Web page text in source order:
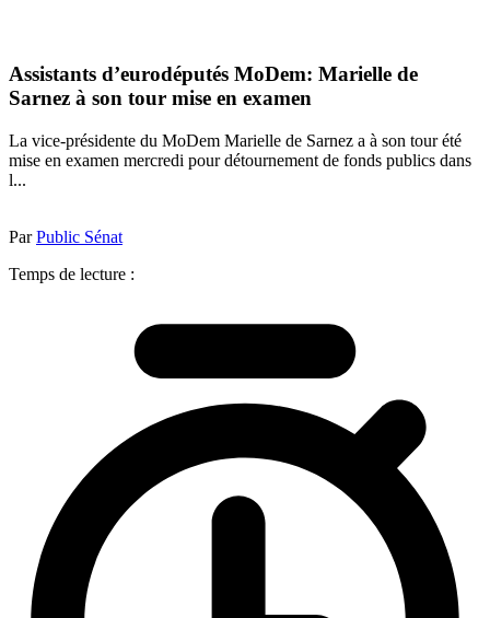
Assistants d’eurodéputés MoDem: Marielle de
Sarnez à son tour mise en examen
La vice-présidente du MoDem Marielle de Sarnez a à son tour été
mise en examen mercredi pour détournement de fonds publics dans
l...
ParPublic Sénat
Temps de lecture :